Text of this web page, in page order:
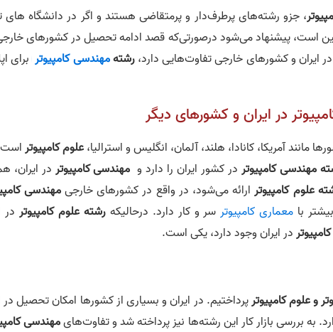
، جزو رشته‌های پرطرف‌دار و پرمتقاضی هستند و اگر در دانشگاه های
است، پیشنهاد می‌شود درصورتی‌که قصد ادامه تحصیل در کشورهای
ایران و کشورهای خارجی تفاوت‌هایی دارد،رشتهمهندسی کامپیوتر برای
در ایران و کشورهای دیگر
مانند آمریکا، کانادا، هلند، آلمان، انگلیس و استرالیا،علوم کامپیوتراست
مهندسی کامپیوتر در کشور ایران را دارد و مهندسی کامپیوتر در ایران،
علوم کامپیوترارائه می‌شود، در واقع در کشورهای خارجیمهندسی
با معماری کامپیوترسر و کار دارد. درحالیکهرشته علوم کامپیوتر در
در ایران وجود دارد، یکی است.
و علوم کامپیوترپرداختیم. در ایران و بسیاری از کشورها امکان تحصیل در
به بررسی بازار کار این رشته‌ها نیز پرداخته شد و تفاوت‌هایمهندسی